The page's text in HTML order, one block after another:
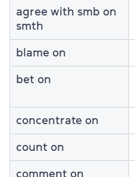
agree with smb on
smth
blame on
bet on
concentrate on
count on
comment on